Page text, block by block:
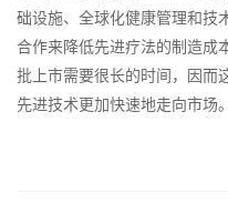
础设施、全球化健康管理和技
合作来降低先进疗法的制造成
批上市需要很长的时间，因而
先进技术更加快速地走向市场。